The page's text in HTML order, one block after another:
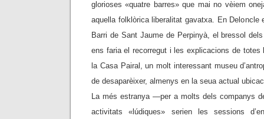
glorioses «quatre barres» que mai no vèiem
aquella folklòrica liberalitat gavatxa. En Deloncle
Barri de Sant Jaume de Perpinyà, el bressol
ens faria el recorregut i les explicacions de
la Casa Pairal, un molt interessant museu
de desaparèixer, almenys en la seua actual
La més estranya —per a molts dels companys
activitats «lúdiques» serien les sessions